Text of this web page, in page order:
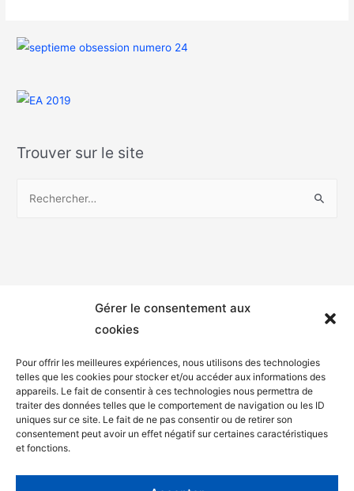
Gérer le consentement aux
cookies
Pour offrir les meilleures expériences, nous utilisons des technologies
telles que les cookies pour stocker et/ou accéder aux informations des
appareils. Le fait de consentir à ces technologies nous permettra de
traiter des données telles que le comportement de navigation ou les ID
uniques sur ce site. Le fait de ne pas consentir ou de retirer son
consentement peut avoir un effet négatif sur certaines caractéristiques
et fonctions.
Trouver sur le site
Mentions légales
Politique de confidentialité